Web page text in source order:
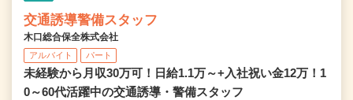
交通誘導警備スタッフ
木口総合保全株式会社
アルバイト パート
未経験から月収30万可！日給1.1万～+入社祝い金12万！1
0～60代活躍中の交通誘導・警備スタッフ